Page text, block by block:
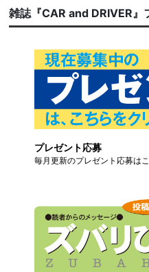
雑誌『CAR and DRIVER』
プレゼント応募
毎月更新のプレゼント応募は